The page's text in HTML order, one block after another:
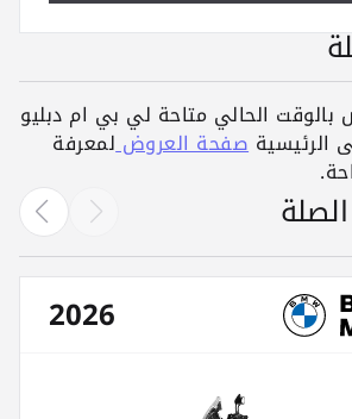
الحالي متاحة لي بي ام دبليو
الرئيسية صفحة العروضلمعرفة
2026